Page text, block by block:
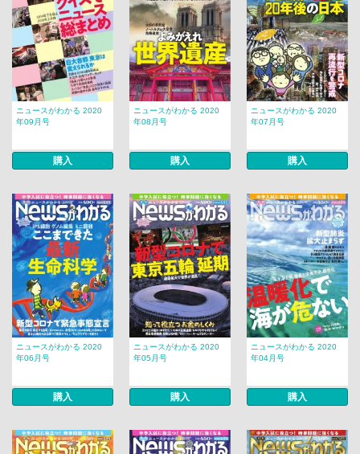
ニュースがわかる 2020
年09月号
購入
ニュースがわかる 2020
年08月号
購入
ニュースがわかる 2020
年07月号
購入
ニュースがわかる 2020
年06月号
購入
ニュースがわかる 2020
年05月号
購入
ニュースがわかる 2020
年04月号
購入